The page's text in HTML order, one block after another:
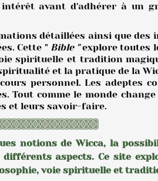
avant d'adhérer à un
détaillées ainsi que des
Cette " Bible "explore toutes
spirituelle et tradition
et la pratique de la
personnel. Les adeptes
Tout comme le monde
et leurs savoir-faire.
notions de Wicca, la
différents aspects.Ce site
voie spirituelle et